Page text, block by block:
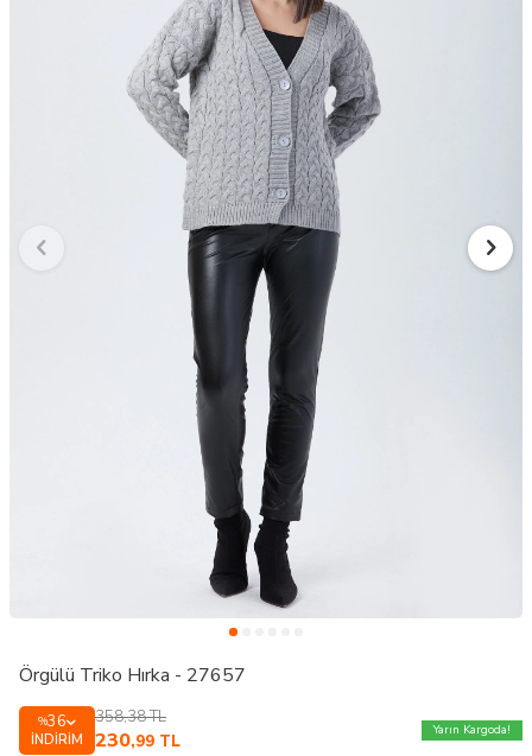
Örgülü Triko Hırka - 27657
%36
İNDIRIM
358,38TL
230,99 TL
Yarın Kargoda!